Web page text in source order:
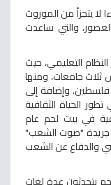
يتجزأ من الموروث
والتي ساعدت
التعليمي، حيث
ثلاث جامعات، ومنها
وإضافة إلى
الحياة الثقافية
في بيت لحم عام
جريدة "صوت الشعب"
والدفاع عن الشعب